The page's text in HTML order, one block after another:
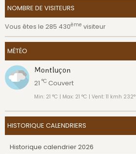
NOMBRE DE VISITEURS
Vous êtes le 285 430ème visiteur
MÉTÉO
Montluçon
21 °C Couvert
Min: 21 °C | Max: 21 °C | Vent: 11 kmh 232°
HISTORIQUE CALENDRIERS
Historique calendrier 2026